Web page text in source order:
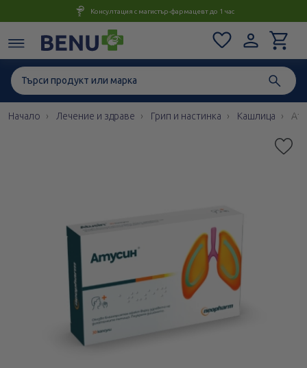
Консултация с магистър-фармацевт до 1 час
Начало Лечение и здраве Грип и настинка Кашлица